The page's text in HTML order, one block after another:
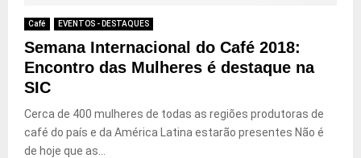
Café EVENTOS - DESTAQUES
Semana Internacional do Café 2018:
Encontro das Mulheres é destaque na
SIC
Cerca de 400 mulheres de todas as regiões produtoras de
café do país e da América Latina estarão presentes Não é
de hoje que as...